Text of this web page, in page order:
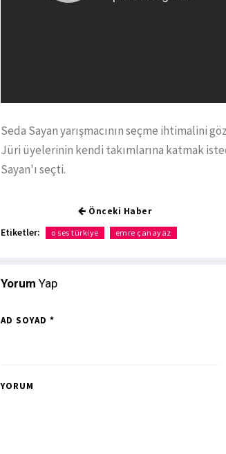
Seda Sayan yarışmacının seçme ihtimalini
Jüri üyelerinin kendi takımlarına katmak
Sayan'ı seçti.
Önceki Haber
Etiketler: o ses türkiye emre çanayaz
Yorum Yap
AD SOYAD *
YORUM